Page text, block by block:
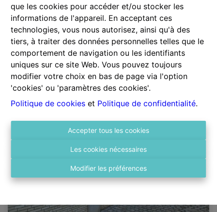
que les cookies pour accéder et/ou stocker les
informations de l'appareil. En acceptant ces
technologies, vous nous autorisez, ainsi qu'à des
tiers, à traiter des données personnelles telles que le
comportement de navigation ou les identifiants
uniques sur ce site Web. Vous pouvez toujours
modifier votre choix en bas de page via l'option
'cookies' ou 'paramètres des cookies'.
Politique de cookies et Politique de confidentialité.
Accepter tous les cookies
Les cookies nécessaires
Modifier les préférences
Appartement
2600 Antwerpen | Ref: 2470
LOUÉ